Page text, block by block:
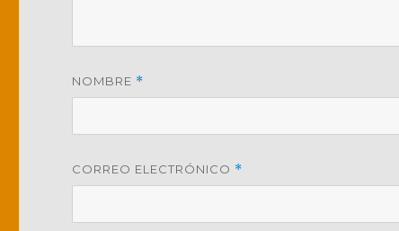
NOMBRE *
CORREO ELECTRÓNICO *